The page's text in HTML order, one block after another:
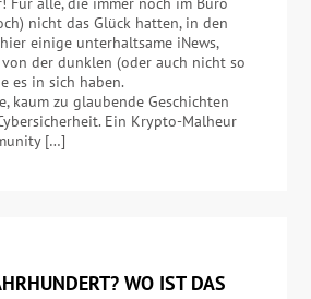
nicht das Glück hatten, in den
einige unterhaltsame iNews,
von der dunklen (oder auch nicht so
es in sich haben.
kaum zu glaubende Geschichten
Ein Krypto-Malheur
[…]
WO IST DAS